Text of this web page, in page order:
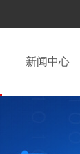
新闻中心